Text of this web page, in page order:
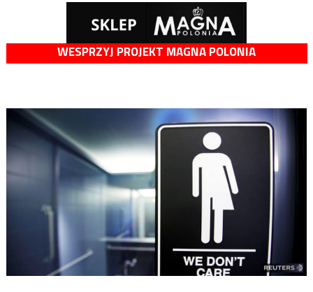
WESPRZYJ PROJEKT MAGNA POLONIA